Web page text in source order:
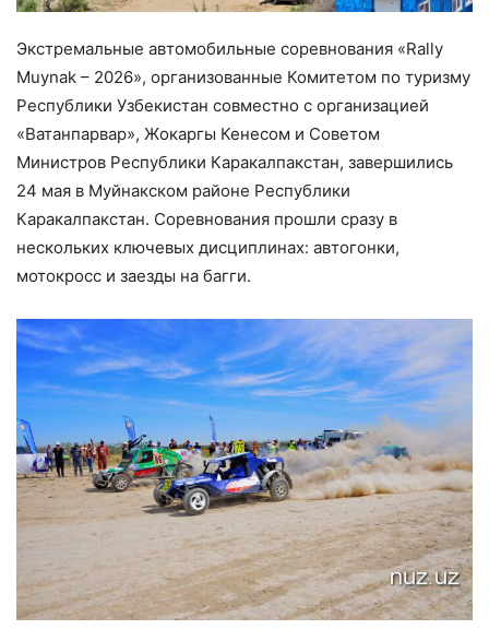
Экстремальные автомобильные соревнования «Rally
Muynak – 2026», организованные Комитетом по туризму
Республики Узбекистан совместно с организацией
«Ватанпарвар», Жокаргы Кенесом и Советом
Министров Республики Каракалпакстан, завершились
24 мая в Муйнакском районе Республики
Каракалпакстан. Соревнования прошли сразу в
нескольких ключевых дисциплинах: автогонки,
мотокросс и заезды на багги.